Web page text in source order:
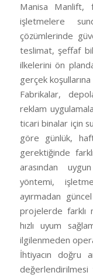
Manisa Manlift,
işletmelere
çözümlerinde
teslimat, şeffaf
ilkelerini ön
gerçek
Fabrikalar,
reklam
ticari binalar için
göre günlük,
gerektiğinde
arasından
yöntemi,
ayırmadan
projelerde farklı
hızlı uyum
ilgilenmeden
İhtiyacın doğru
değerlendirilmesi